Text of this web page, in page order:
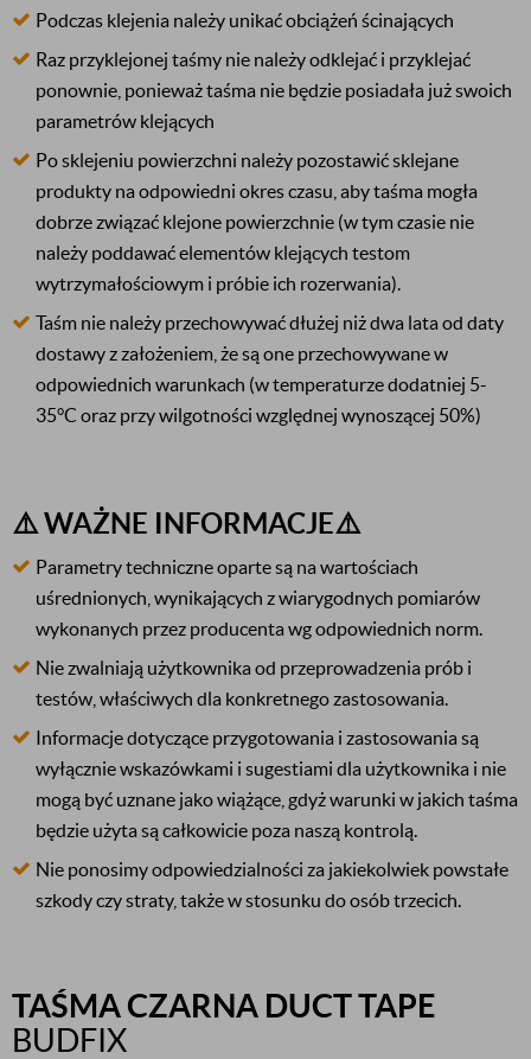
Podczas klejenia należy unikać obciążeń ścinających
Raz przyklejonej taśmy nie należy odklejać i przyklejać
ponownie, ponieważ taśma nie będzie posiadała już swoich
parametrów klejących
Po sklejeniu powierzchni należy pozostawić sklejane
produkty na odpowiedni okres czasu, aby taśma mogła
dobrze związać klejone powierzchnie (w tym czasie nie
należy poddawać elementów klejących testom
wytrzymałościowym i próbie ich rozerwania).
Taśm nie należy przechowywać dłużej niż dwa lata od daty
dostawy z założeniem, że są one przechowywane w
odpowiednich warunkach (w temperaturze dodatniej 5-
35°C oraz przy wilgotności względnej wynoszącej 50%)
⚠️ WAŻNE INFORMACJE⚠️
Parametry techniczne oparte są na wartościach
uśrednionych, wynikających z wiarygodnych pomiarów
wykonanych przez producenta wg odpowiednich norm.
Nie zwalniają użytkownika od przeprowadzenia prób i
testów, właściwych dla konkretnego zastosowania.
Informacje dotyczące przygotowania i zastosowania są
wyłącznie wskazówkami i sugestiami dla użytkownika i nie
mogą być uznane jako wiążące, gdyż warunki w jakich taśma
będzie użyta są całkowicie poza naszą kontrolą.
Nie ponosimy odpowiedzialności za jakiekolwiek powstałe
szkody czy straty, także w stosunku do osób trzecich.
TAŚMA CZARNA DUCT TAPE
BUDFIX